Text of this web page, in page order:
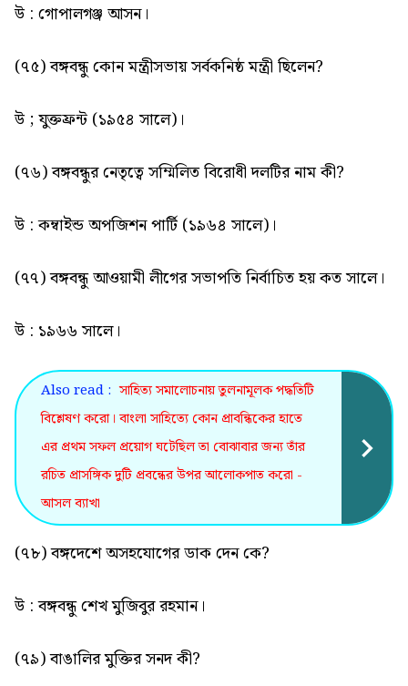
উ : গোপালগঞ্জ আসন।
(৭৫) বঙ্গবন্ধু কোন মন্ত্রীসভায় সর্বকনিষ্ঠ মন্ত্রী ছিলেন?
উ ; যুক্তফ্রন্ট (১৯৫৪ সালে)।
(৭৬) বঙ্গবন্ধুর নেতৃত্বে সম্মিলিত বিরোধী দলটির নাম কী?
উ : কম্বাইন্ড অপজিশন পার্টি (১৯৬৪ সালে)।
(৭৭) বঙ্গবন্ধু আওয়ামী লীগের সভাপতি নির্বাচিত হয় কত সালে।
উ : ১৯৬৬ সালে।
Also read : সাহিত্য সমালোচনায় তুলনামূলক পদ্ধতিটি
বিশ্লেষণ করো। বাংলা সাহিত্যে কোন প্রাবন্ধিকের হাতে
এর প্রথম সফল প্রয়োগ ঘটেছিল তা বোঝাবার জন্য তাঁর
রচিত প্রাসঙ্গিক দুটি প্রবন্ধের উপর আলোকপাত করো -
আসল ব্যাখা
(৭৮) বঙ্গদেশে অসহযোগের ডাক দেন কে?
উ : বঙ্গবন্ধু শেখ মুজিবুর রহমান।
(৭৯) বাঙালির মুক্তির সনদ কী?